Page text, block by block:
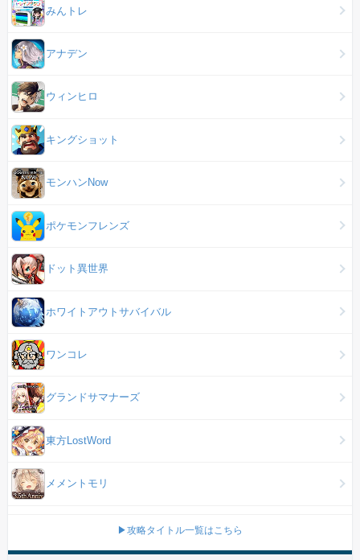
みんトレ
アナデン
ウィンヒロ
キングショット
モンハンNow
ポケモンフレンズ
ドット異世界
ホワイトアウトサバイバル
ワンコレ
グランドサマナーズ
東方LostWord
メメントモリ
▶攻略タイトル一覧はこちら